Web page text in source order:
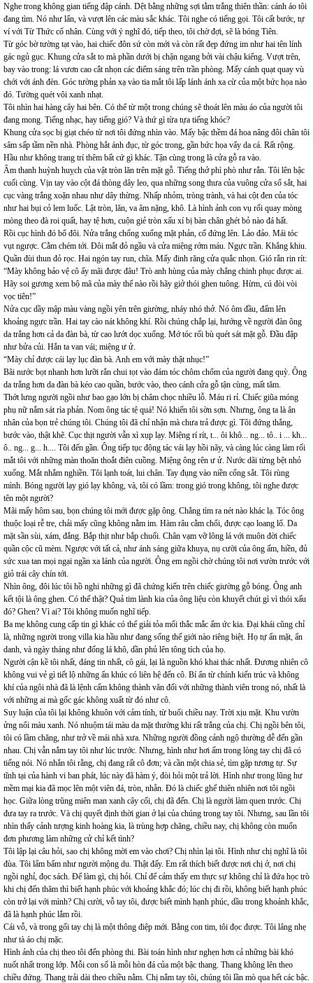
Nghe trong không gian tiếng đập cánh. Dệt bằng những sợi tằm trắng thiên thần: cánh áo tôi
đang tìm. Nó như lẩn, và vượt lên các màu sắc khác. Tôi nghe có tiếng gọi. Tôi cất bước, tự
ví với Từ Thức cổ nhân. Cùng với ý nghĩ đó, tiếp theo, tôi chờ đợi, sẽ là bóng Tiên.
Từ góc bờ tường tạt vào, hai chiếc đôn sứ còn mới và còn rất đẹp đứng im như hai tên lính
gác ngủ gục. Khung cửa sắt to mà phần dưới bị chận ngang bởi vài chậu kiểng. Vượt trên,
bay vào trong: lá vươn cao cắt nhọn các điểm sáng trên trần phòng. Mấy cánh quạt quay vù
chới với ánh đèn. Góc tường phản xạ vào tia mắt tôi lấp lánh ánh xa cừ của một bức họa nào
đó. Tường quét vôi xanh nhạt.
Tôi nhìn hai hàng cây hai bên. Có thể từ một trong chúng sẽ thoát lên màu áo của người tôi
đang mong. Tiếng nhạc, hay tiếng gió? Và thứ gì từa tựa tiếng khóc?
Khung cửa sọc bị giạt chéo từ nơi tôi đứng nhìn vào. Mấy bậc thềm đá hoa nâng đôi chân tôi
sâm sấp tầm nền nhà. Phòng hắt ánh đục, từ góc trong, gần bức họa vẩy da cá. Rất rộng.
Hầu như không trang trí thêm bất cứ gì khác. Tận cùng trong là cửa gỗ ra vào.
Âm thanh huỳnh huỵch của vật tròn lăn trên mặt gỗ. Tiếng thở phì phò như rắn. Tôi lên bậc
cuối cùng. Vịn tay vào cột đá thòng dây leo, qua những song thưa của vuông cửa sổ sắt, hai
cục vàng trắng xoặn nhau như dây thừng. Nhấp nhỏm, tròng trành, và hai cột đen của tóc
như hai bụi cỏ lem luốc. Lật tròn, lăn, va âm nặng, khô. Là hình ảnh con vụ rối quay mòng
mòng theo đà roi quất, hay tệ hơn, cuộn giẻ tròn xấu xí bị bàn chân ghét bỏ nào đá hất.
Rồi cục hình đó bổ đôi. Nửa trắng chống xuống mặt phản, cố đứng lên. Lảo đảo. Mái tóc
vụt ngược. Cằm chém tới. Đôi mắt đỏ ngầu và cửa miệng rớm máu. Ngực trần. Khẳng khiu.
Quần đùi thun đỏ rọc. Hai ngón tay run, chĩa. Mấy đinh răng cửa quắc nhọn. Gió rắn rin rít:
“Mày không bảo vệ cô ấy mãi được đâu! Trò anh hùng của mày chẳng chinh phục được ai.
Hãy soi gương xem bộ mã của mày thế nào rồi hãy giở thói ghen tuông. Hừm, cú đòi vòi
vọc tiên!”
Nửa cục dầy mập màu vàng ngồi yên trên giường, nháy nhó thở. Nó ôm đầu, đấm lên
khoảng ngực trần. Hai tay cào nát không khí. Rồi chúng chắp lại, hướng về người đàn ông
da trắng hơn cả da đàn bà, từ cao lướt dọc xuống. Mớ tóc rối bù quét sát mặt gỗ. Đầu đập
như bửa củi. Hắn ta van vái; miệng ư ử.
“Mày chỉ được cái lạy lục đàn bà. Anh em với mày thật nhục!”
Bãi nước bọt nhanh hơn lưỡi rắn chui tọt vào đám tóc chôm chổm của người đang quỳ. Ông
da trắng hơn da đàn bà kéo cao quần, bước vào, theo cánh cửa gỗ tận cùng, mất tăm.
Thớt lưng người ngồi như bao gạo lớn bị châm chọc nhiều lỗ. Máu ri rỉ. Chiếc giũa móng
phụ nữ nắm sát rìa phản. Nom ông tác tệ quá! Nó khiến tôi sờn sợn. Nhưng, ông ta là ân
nhân của bọn trẻ chúng tôi. Chúng tôi đã chỉ nhận mà chưa trả được gì. Tôi đứng thẳng,
bước vào, thật khẽ. Cục thịt người vẫn xì xụp lạy. Miệng rí rít, t... ôi khô... ng... tô.. i ... kh...
ô.. ng... g... h.... Tôi đến gần. Ông tiếp tục động tác vái lạy hồi nãy, và càng lúc càng làm rối
mắt tôi với những màn thoăn thoắt điên cuồng. Miệng ông rên ư ử. Nước dãi từng bệt nhỏ
xuống. Mắt nhắm nghiền. Tôi lạnh toát, lui chân. Tay đụng vào niền cổng sắt. Tôi rùng
mình. Bóng người lạy gió lạy không, và, tôi có lầm: trong gió trong không, tôi nghe được
tên một người?
Mãi mấy hôm sau, bọn chúng tôi mới được gặp ông. Chẳng tìm ra nét nào khác lạ. Tóc ông
thuộc loại rễ tre, chải mấy cũng không nằm im. Hàm râu cằm chổi, được cạo loang lổ. Da
mặt sần sùi, xám, đắng. Bắp thịt như bắp chuối. Chân vạm vỡ lông lá với muôn đời chiếc
quần cộc cũ mèm. Ngược với tất cả, như ánh sáng giữa khuya, nụ cười của ông ấm, hiền, đủ
sức xua tan mọi ngại ngần xa lánh của người. Ông em ngồi chờ chúng tôi nơi vườn trước với
giỏ trái cây chín tới.
Nhìn ông, đôi lúc tôi hồ nghi những gì đã chứng kiến trên chiếc giường gỗ bóng. Ông anh
kết tội là ông ghen. Có thế thật? Quả tim lành kia của ông liệu còn khuyết chút gì vì thói xấu
đó? Ghen? Vì ai? Tôi không muốn nghĩ tiếp.
Ba mẹ không cung cấp tin gì khác có thể giải tỏa mối thắc mắc ấm ức kia. Đại khái cũng chỉ
là, những người trong villa kia hầu như đang sống thế giới nào riêng biệt. Họ tự ẩn mặt, ẩn
danh, và ngày tháng như đống lá khô, dần phủ lên tông tích của họ.
Người cận kề tôi nhất, đáng tin nhất, cô gái, lại là nguồn khó khai thác nhất. Đương nhiên cô
không vui vẻ gì tiết lộ những ẩn khúc có liên hệ đến cô. Bí ẩn từ chính kiến trúc và không
khí của ngôi nhà đã là lệnh cấm không thành văn đối với những thành viên trong nó, nhất là
với những ai mà gốc gác không xuất từ đó như cô.
Suy luận của tôi lại không khuôn với cảm tính, từ buổi chiều nay. Trời xịu mặt. Khu vườn
ửng nổi màu xanh. Nó nhuộm tái màu da mặt thường khi rất trắng của chị. Chị ngồi bên tôi,
tôi có lầm chăng, như trở về mái nhà xưa. Những người đồng cảnh ngộ thường dễ đến gần
nhau. Chị vẫn nắm tay tôi như lúc trước. Nhưng, hình như hơi ấm trong lòng tay chị đã có
tiếng nói. Nó nhắn tôi rằng, chị đang rất cô đơn; và cần một chia sẻ, tìm gặp tương tự. Sự
tĩnh tại của hành vi ban phát, lúc này đã hàm ý, đòi hỏi một trả lời. Hình như trong lũng hư
mềm mại kia đã mọc lên một viên đá, tròn, nhẵn. Đó là chiếc ghế thiên nhiên nơi tôi ngồi
học. Giữa lòng trũng miên man xanh cây cối, chị đã đến. Chị là người làm quen trước. Chị
đưa tay ra trước. Và chị quyết định thời gian ở lại của chúng trong tay tôi. Nhưng, sau lần tôi
nhìn thấy cảnh tượng kinh hoàng kia, là trùng hợp chăng, chiều nay, chị không còn muốn
đơn phương làm những cử chỉ kết tình?
Tôi lập lại câu hỏi, sao chị không mời em vào chơi? Chị nhìn lại tôi. Hình như chị nghĩ là tôi
đùa. Tôi lẩm bẩm như người mộng du. Thật đấy. Em rất thích biết được nơi chị ở, nơi chị
ngồi nghỉ, đọc sách. Để làm gì, chị hỏi. Chỉ để cảm thấy em thực sự không chỉ là đứa học trò
khi chị đến thăm thì biết hạnh phúc với khoảng khắc đó; lúc chị đi rồi, không biết hạnh phúc
còn trở lại với mình? Chị cười, vỗ tay tôi, được biết mình hạnh phúc, dầu trong khoảnh khắc,
đã là hạnh phúc lắm rồi.
Cái vỗ, và trong gối tay chị là một thông điệp mới. Bằng con tim, tôi đọc được. Tôi lâng nhẹ
như tà áo chị mặc.
Hình ảnh của chị theo tôi đến phòng thi. Bài toán hình như nghẹn hơn cả những bài khó
nuốt nhất trong lớp. Mỗi con số là mỗi hòn đá của một bậc thang. Thang không lên theo
chiều đứng. Thang trải dài theo chiều nằm. Chị nắm tay tôi, chúng tôi lần mò qua hết các bậc.